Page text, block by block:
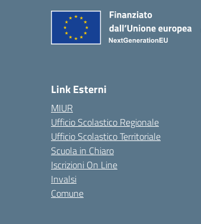
Link Esterni
MIUR
Ufficio Scolastico Regionale
Ufficio Scolastico Territoriale
Scuola in Chiaro
Iscrizioni On Line
Invalsi
Comune